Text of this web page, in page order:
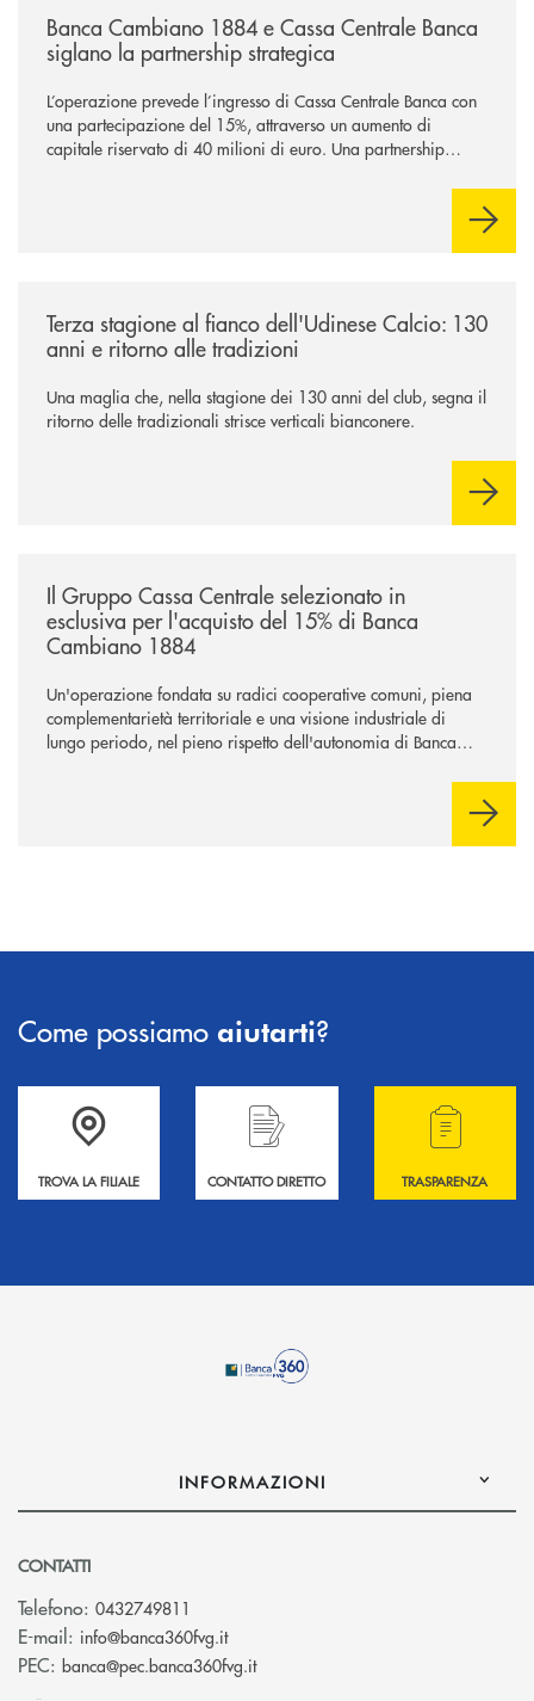
Banca Cambiano 1884 e Cassa Centrale Banca
siglano la partnership strategica
L’operazione prevede l’ingresso di Cassa Centrale Banca con
una partecipazione del 15%, attraverso un aumento di
capitale riservato di 40 milioni di euro. Una partnership
comuni e sulla prossimità ai territori, per ampliare l’offerta e
Terza stagione al fianco dell'Udinese Calcio: 130
anni e ritorno alle tradizioni
Una maglia che, nella stagione dei 130 anni del club, segna il
ritorno delle tradizionali strisce verticali bianconere.
Il Gruppo Cassa Centrale selezionato in
esclusiva per l'acquisto del 15% di Banca
Cambiano 1884
Un'operazione fondata su radici cooperative comuni, piena
complementarietà territoriale e una visione industriale di
lungo periodo, nel pieno rispetto dell'autonomia di Banca
negoziazione esclusiva per la finalizzazione dell’operazione.
Come possiamo aiutarti?
Accedi all' elenco completo delle filiali .
TROVA LA FILIALE
Hai bisogno di informazioni? Contattaci !
CONTATTO DIRETTO
Hai bisogno di
TRASPARENZA
INFORMAZIONI
CONTATTI
Telefono: 0432749811
E-mail: info@banca360fvg.it(si apre l’app di posta elettronica)
PEC: banca@pec.banca360fvg.it(si apre l’app di posta elettronica)